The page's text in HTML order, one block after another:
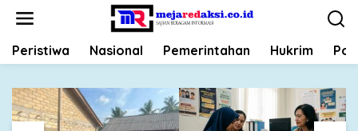
Peristiwa Nasional Pemerintahan Hukrim